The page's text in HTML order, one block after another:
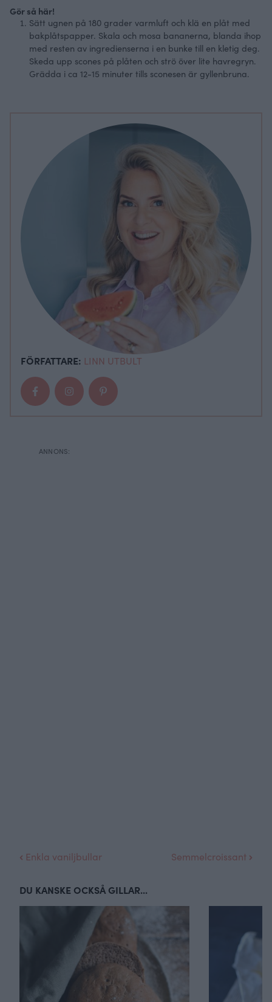
Gör så här!
Sätt ugnen på 180 grader varmluft och klä en plåt med
bakplåtspapper. Skala och mosa bananerna, blanda ihop
med resten av ingredienserna i en bunke till en kletig deg.
Skeda upp scones på plåten och strö över lite havregryn.
Grädda i ca 12-15 minuter tills sconesen är gyllenbruna.
FÖRFATTARE: LINN UTBULT
Enkla vaniljbullar Semmelcroissant
DU KANSKE OCKSÅ GILLAR...